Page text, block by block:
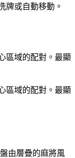
牌或自動移動。
區域的配對。最顯
區域的配對。最顯
由層疊的麻將風